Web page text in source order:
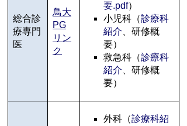
総合診
療専門
医
鳥大
PG
リン
ク
要.pdf）
小児科（診療科
紹介 、研修概
要）
救急科（診療科
紹介 、研修概
要）
外科（診療科紹